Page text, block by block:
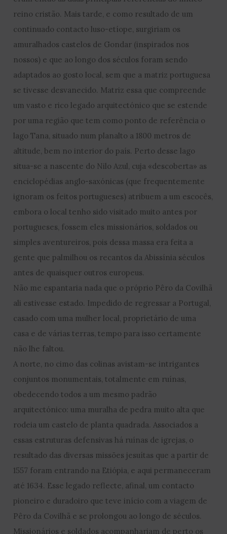
reino cristão. Mais tarde, e como resultado de um
continuado contacto luso-etíope, surgiriam os
amuralhados castelos de Gondar (inspirados nos
nossos) e que ao longo dos séculos foram sendo
adaptados ao gosto local, sem que a matriz portuguesa
se tivesse desvanecido. Matriz essa que compreende
um vasto e rico legado arquitectónico que se estende
por uma região que tem como ponto de referência o
lago Tana, situado num planalto a 1800 metros de
altitude, bem no interior do país. Perto desse lago
situa-se a nascente do Nilo Azul, cuja «descoberta» as
enciclopédias anglo-saxónicas (que frequentemente
ignoram os feitos portugueses) atribuem a um escocês,
embora o local tenho sido visitado muito antes por
portugueses, fossem eles missionários, soldados ou
simples aventureiros, pois dessa massa era feita a
gente que palmilhou os recantos da Abissínia séculos
antes de quaisquer outros europeus.
Não me espantaria nada que o próprio Pêro da Covilhã
ali estivesse estado. Impedido de regressar a Portugal,
casado com uma mulher local, proprietário de uma
casa e de várias terras, tempo para isso certamente
não lhe faltou.
A norte, no cimo das colinas avistam-se intrigantes
conjuntos monumentais, totalmente em ruínas,
obedecendo todos a um mesmo padrão
arquitectónico: uma muralha de pedra muito alta que
rodeia um castelo de planta quadrada. Associados a
essas estruturas defensivas há ruínas de igrejas, o
resultado das diversas missões jesuítas que a partir de
1557 foram entrando na Etiópia, e aqui permaneceram
até 1634. Esse legado reflecte, afinal, um contacto
pioneiro e duradoiro que teve início com a viagem de
Pêro da Covilhã e se prolongou ao longo de séculos.
Missionários e soldados acompanhariam de perto os